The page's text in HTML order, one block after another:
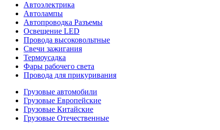
Автоэлектрика
Автолампы
Автопроводка Разъемы
Освещение LED
Провода высоковольтные
Свечи зажигания
Термоусадка
Фары рабочего света
Провода для прикуривания
Грузовые автомобили
Грузовые Европейские
Грузовые Китайские
Грузовые Отечественные